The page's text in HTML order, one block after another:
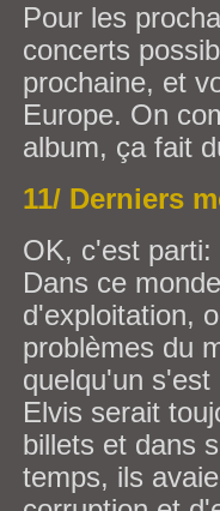
Pour les
concerts
prochaine, et
Europe. On
album, ça fait
11/ Derniers
OK, c'est parti:
Dans ce
d'exploitation,
problèmes du
quelqu'un
Elvis serait
billets et dans
temps, ils